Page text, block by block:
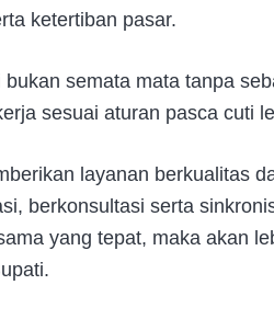
ketertiban pasar.
semata mata tanpa
sesuai aturan pasca cuti
layanan berkualitas
berkonsultasi serta
yang tepat, maka akan